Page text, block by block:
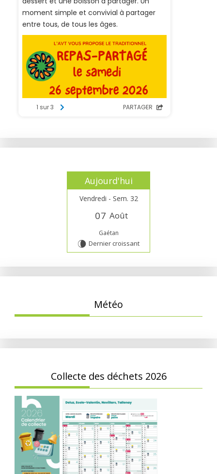
Aujourd'hui
Vendredi - Sem. 32
07 Août
Gaétan
V Dernier croissant
Météo
Collecte des déchets 2026